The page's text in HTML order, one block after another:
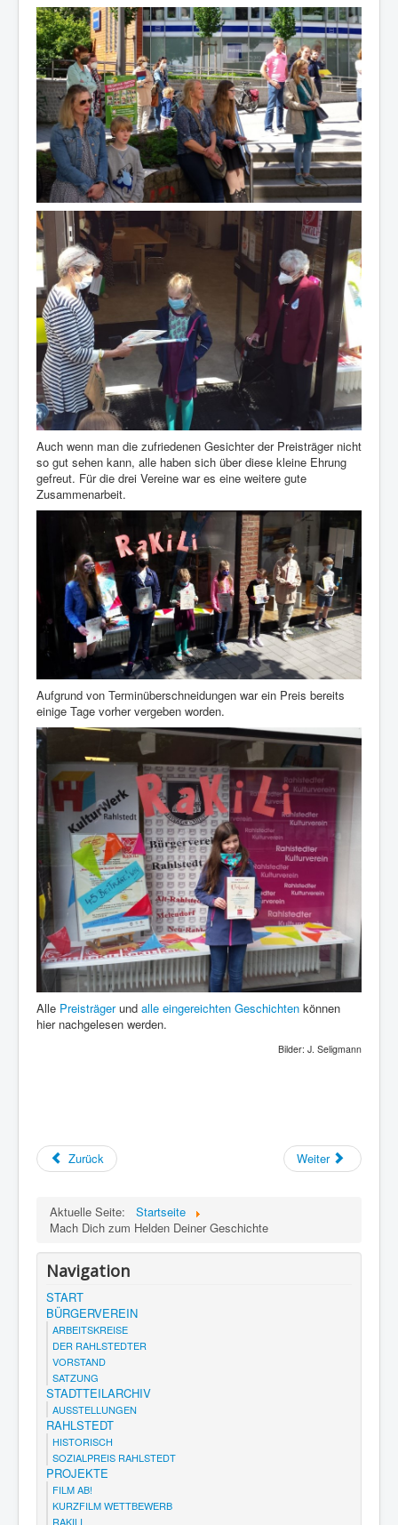
Auch wenn man die zufriedenen Gesichter der Preisträger nicht
so gut sehen kann, alle haben sich über diese kleine Ehrung
gefreut. Für die drei Vereine war es eine weitere gute
Zusammenarbeit.
Aufgrund von Terminüberschneidungen war ein Preis bereits
einige Tage vorher vergeben worden.
Alle Preisträgerund alle eingereichten Geschichten können
hier nachgelesen werden.
Bilder: J. Seligmann
Zurück Weiter
Aktuelle Seite:
Startseite
Mach Dich zum Helden Deiner Geschichte
Navigation
START
BÜRGERVEREIN
ARBEITSKREISE
DER RAHLSTEDTER
VORSTAND
SATZUNG
STADTTEILARCHIV
AUSSTELLUNGEN
RAHLSTEDT
HISTORISCH
SOZIALPREIS RAHLSTEDT
PROJEKTE
FILM AB!
KURZFILM WETTBEWERB
RAKILI